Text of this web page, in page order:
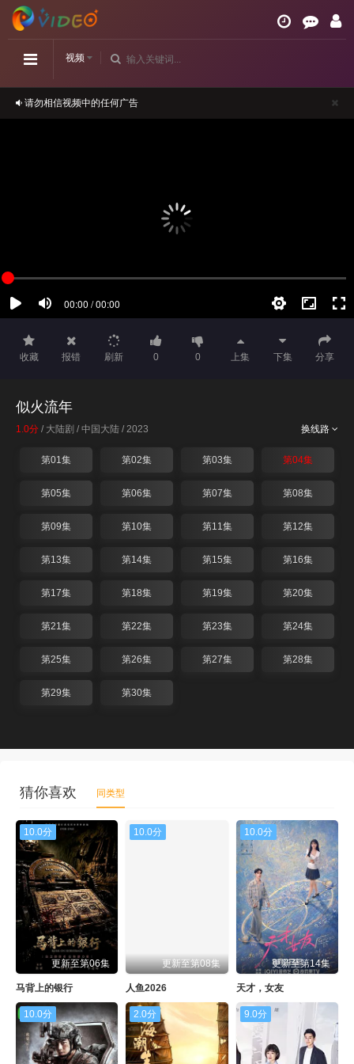
视频
请勿相信视频中的任何广告
收藏 报错 刷新 0 0 上集 下集 分享
似火流年
换线路
1.0分 / 大陆剧 / 中国大陆 / 2023
第01集 第02集 第03集 第04集
第05集 第06集 第07集 第08集
第09集 第10集 第11集 第12集
第13集 第14集 第15集 第16集
第17集 第18集 第19集 第20集
第21集 第22集 第23集 第24集
第25集 第26集 第27集 第28集
第29集 第30集
猜你喜欢 同类型
10.0分
更新至第06集
马背上的银行
10.0分
更新至第08集
人鱼2026
10.0分
更新至第14集
天才，女友
10.0分 2.0分 9.0分